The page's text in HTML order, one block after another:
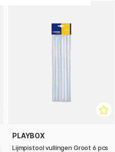
PLAYBOX
Lijmpistool vullingen Groot 6 pcs